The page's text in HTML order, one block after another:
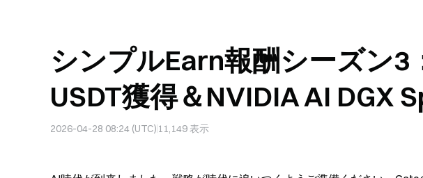
シンプルEarn報酬シーズン3
USDT獲得＆NVIDIA AI DGX
2026-04-28 08:24 (UTC) 11,149表示